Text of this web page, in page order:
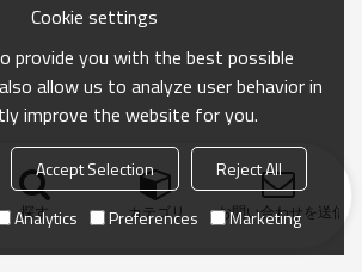
探す カテゴリ お問い合わせを送信
Cookie settings
provide you with the best possible
allow us to analyze user behavior in
improve the website for you.
Accept Selection
Reject All
Analytics Preferences Marketing